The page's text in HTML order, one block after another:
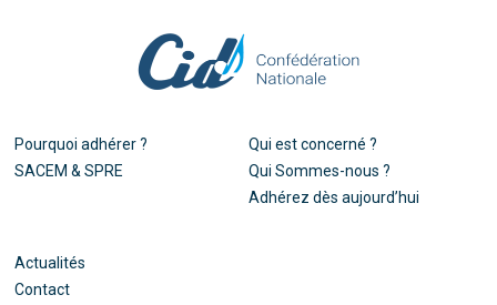
Pourquoi adhérer ?
SACEM & SPRE
Qui est concerné ?
Qui Sommes-nous ?
Adhérez dès aujourd’hui
Actualités
Contact